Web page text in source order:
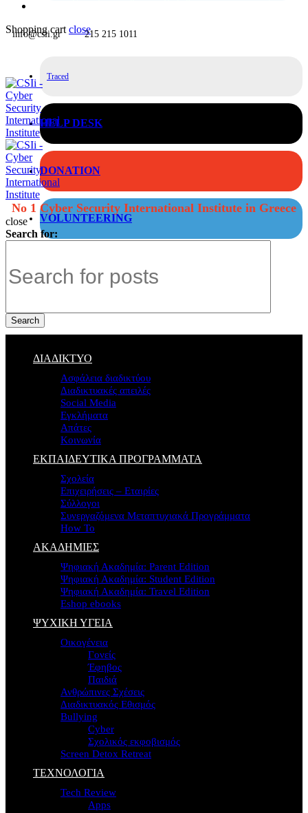
Shopping cart close
info@csii.gr 215 215 1011
Traced
HELP DESK
DONATION
VOLUNTEERING
No 1 Cyber Security International Institute in Greece
close
Search for:
Search
ΔΙΑΔΙΚΤΥΟ
Ασφάλεια διαδικτύου
Διαδικτυακές απειλές
Social Media
Εγκλήματα
Απάτες
Κοινωνία
ΕΚΠΑΙΔΕΥΤΙΚΑ ΠΡΟΓΡΑΜΜΑΤΑ
Σχολεία
Επιχειρήσεις – Εταιρίες
Σύλλογοι
Συνεργαζόμενα Μεταπτυχιακά Προγράμματα
How To
ΑΚΑΔΗΜΙΕΣ
Ψηφιακή Ακαδημία: Parent Edition
Ψηφιακή Ακαδημία: Student Edition
Ψηφιακή Ακαδημία: Travel Edition
Eshop ebooks
ΨΥΧΙΚΗ ΥΓΕΙΑ
Οικογένεια
Γονείς
Έφηβος
Παιδιά
Ανθρώπινες Σχέσεις
Διαδικτυακός Εθισμός
Bullying
Cyber
Σχολικός εκφοβισμός
Screen Detox Retreat
ΤΕΧΝΟΛΟΓΙΑ
Tech Review
Apps